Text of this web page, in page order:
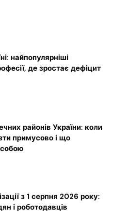
найпопулярніші
де зростає дефіцит
районів України: коли
примусово і що
собою
з 1 серпня 2026 року:
і роботодавців